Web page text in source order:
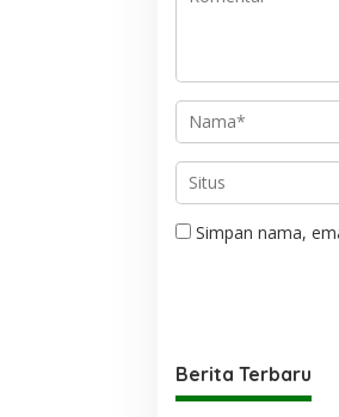
Simpan nama,
Berita Terbaru